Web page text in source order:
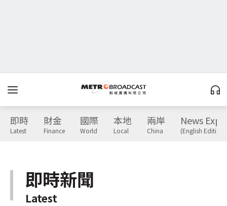
即時
Latest
財金
Finance
國際
World
本地
Local
兩岸
China
News
(English Edition)
即時新聞
Latest